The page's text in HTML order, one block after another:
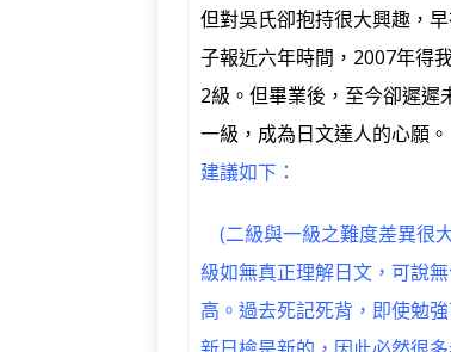
但對吳氏卻抱持很大興趣，
子報近六年時間，2007年得
2級。但畢業後，至今卻遲
一級，成為日文達人的心願
建議如下：
(二級與一級之難度差異很
級如無真正理解日文，可說
高。過去死記死背，即使勉